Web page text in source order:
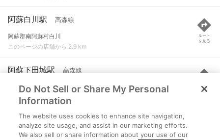
阿蘇白川駅 高森線
阿蘇郡南阿蘇村白川
このページの店舗から 2.9 km
ルート
を見る
阿蘇下田城駅 高森線
阿蘇郡南阿蘇村河陽
このページの店舗から 3.3 km
ルート
を見る
南阿蘇白川水源駅 高森線
熊本県阿蘇郡南阿蘇村
Do Not Sell or Share My Personal
Information
The website uses cookies to enhance site navigation,
analyze site usage, and assist in our marketing efforts.
We also sell or share information about your use of our